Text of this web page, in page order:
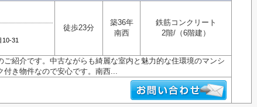
10-31
徒歩23分
築36年
南西
鉄筋コンクリート
2階/（6階建）
紹介です。中古ながらも綺麗な室内と魅力的な住環境のマンシ
付き物件なので安心です。南西...